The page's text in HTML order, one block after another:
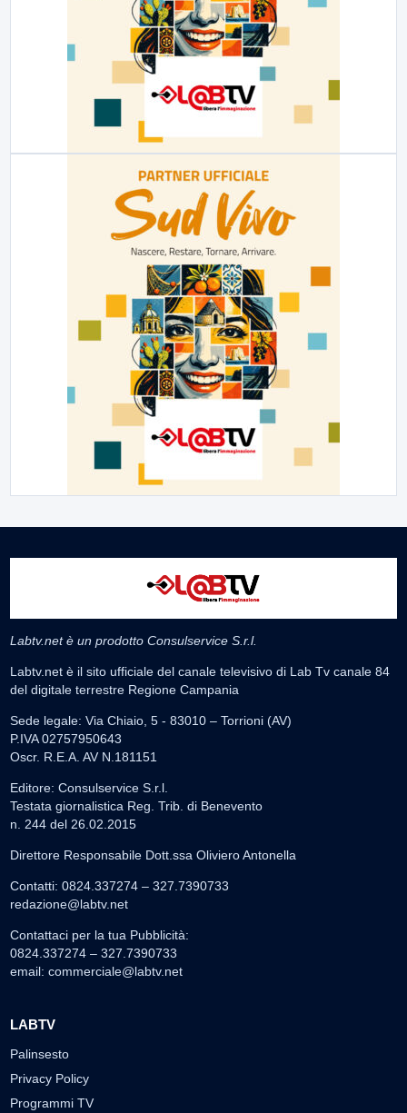
Labtv.net è un prodotto Consulservice S.r.l.
Labtv.net è il sito ufficiale del canale televisivo di Lab Tv canale 84
del digitale terrestre Regione Campania
Sede legale: Via Chiaio, 5 - 83010 – Torrioni (AV)
P.IVA 02757950643
Oscr. R.E.A. AV N.181151
Editore: Consulservice S.r.l.
Testata giornalistica Reg. Trib. di Benevento
n. 244 del 26.02.2015
Direttore Responsabile Dott.ssa Oliviero Antonella
Contatti: 0824.337274 – 327.7390733
redazione@labtv.net
Contattaci per la tua Pubblicità:
0824.337274 – 327.7390733
email: commerciale@labtv.net
LABTV
Palinsesto
Privacy Policy
Programmi TV